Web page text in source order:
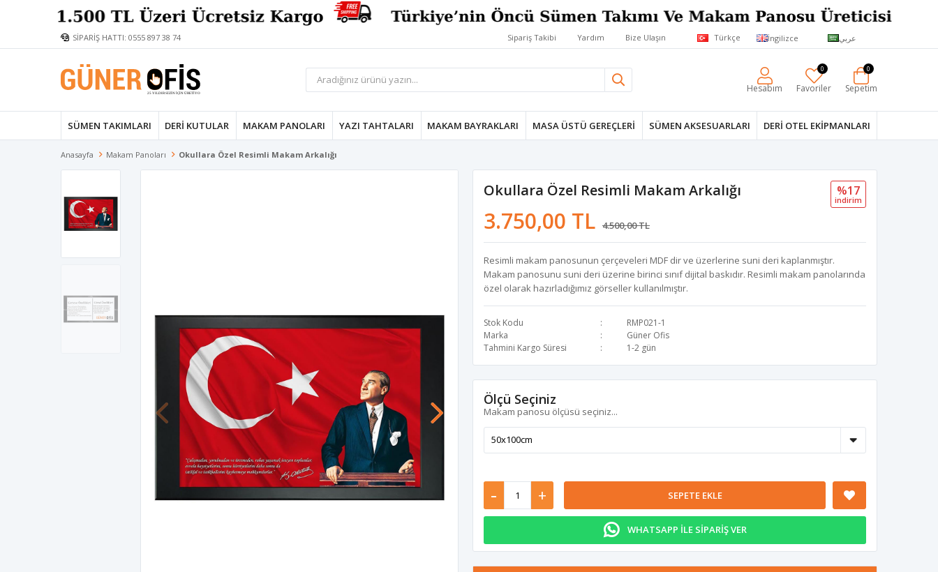
SİPARİŞ HATTI: 0555 897 38 74 Sipariş Takibi Yardım Bize Ulaşın Türkçe İngilizce عربي
Hesabım Favoriler
0
Sepetim
0
SÜMEN TAKIMLARI DERI KUTULAR MAKAM PANOLARI YAZI TAHTALARI MAKAM BAYRAKLARI MASA ÜSTÜ GEREÇLERI SÜMEN AKSESUARLARI DERI OTEL EKIPMANLARI
Anasayfa Makam Panoları Okullara Özel Resimli Makam Arkalığı
Okullara Özel Resimli Makam Arkalığı
3.750,00 TL 4.500,00 TL
%17
i̇ndi̇ri̇m
Resimli makam panosunun çerçeveleri MDF dir ve üzerlerine suni deri kaplanmıştır.
Makam panosunu suni deri üzerine birinci sınıf dijital baskıdır. Resimli makam panolarında
özel olarak hazırladığımız görseller kullanılmıştır.
Stok Kodu
RMP021-1
Marka
Güner Ofis
Tahmini Kargo Süresi
1-2 gün
Ölçü Seçiniz
Makam panosu ölçüsü seçiniz...
- + SEPETE EKLE
WHATSAPP İLE SİPARİŞ VER